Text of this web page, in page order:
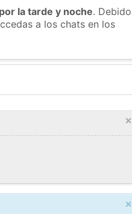
la tarde y noche. Debido
a los chats en los
×
×